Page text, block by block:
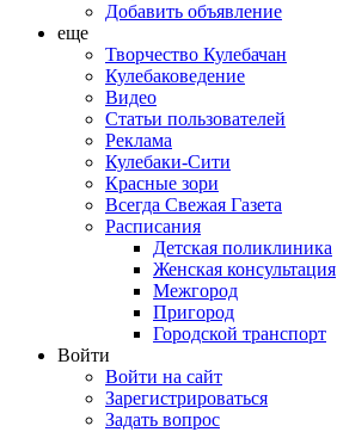
Добавить объявление
еще
Творчество Кулебачан
Кулебаковедение
Видео
Статьи пользователей
Реклама
Кулебаки-Сити
Красные зори
Всегда Свежая Газета
Расписания
Детская поликлиника
Женская консультация
Межгород
Пригород
Городской транспорт
Войти
Войти на сайт
Зарегистрироваться
Задать вопрос